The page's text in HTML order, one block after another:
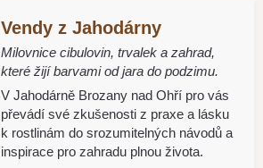
Vendy z Jahodárny
Milovnice cibulovin, trvalek a zahrad,
které žijí barvami od jara do podzimu.
V Jahodárně Brozany nad Ohří pro vás
převádí své zkušenosti z praxe a lásku
k rostlinám do srozumitelných návodů a
inspirace pro zahradu plnou života.